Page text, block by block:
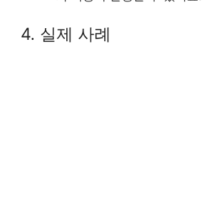
4. 실제 사례